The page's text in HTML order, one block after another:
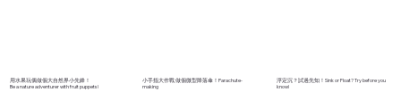
用水果玩偶做個大自然界小先鋒！
Be a nature adventurer with fruit puppets!
小手指大作戰 做個微型降落傘！Parachute-
making
浮定沉？試過先知！Sink or Float? Try before you
know!